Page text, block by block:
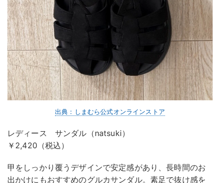
出典：しまむら公式オンラインストア
レディース サンダル（natsuki）
￥2,420（税込）
甲をしっかり覆うデザインで安定感があり、長時間のお
出かけにもおすすめのグルカサンダル。素足で抜け感を